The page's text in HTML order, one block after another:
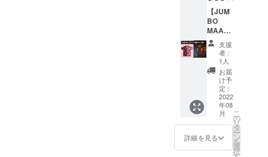
素材 :
綿100%
・カ
ラー :
フェイ
スタオ
ル(ラス
タ)＋バ
スタオ
ル(ラス
タ)＋ロ
ゴTシャ
ツ(白or
ザイン
は変更
による
ハイエ
ストマ
ウンテ
ン出演
者の楽
曲を使
用した
オリジ
ナルMIX
音源
データ
をメー
ルでお
届けさ
どを入
れて、
この世
にひと
つしか
ないダ
ブを製
作させ
て頂き
ます。
完成し
た曲を
音源
データ
で送ら
パー
ティー
に出張
サウン
ドプレ
イでDJ
として
参加
し、盛
り上げ
に行き
ます！
開催場
所、開
催日
【JUM
BO
MAATC
H ライ
ブ衣装
(サイン
付き)】
50,000
JUMBO
MAATC
Hが昨年
2021年
の「ハ
イエス
支援
者：
1人
お届
け予
定：
2022
年08
月
詳細を見る
こ
の
リ
タ
ー
ン
を
選
択